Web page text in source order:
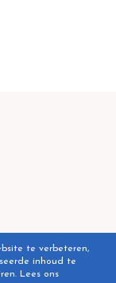
te verbeteren,
inhoud te
Lees ons